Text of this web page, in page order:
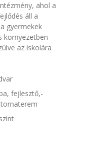
ahol a
áll a
gyermekek
környezetben
az iskolára
fejlesztő,-